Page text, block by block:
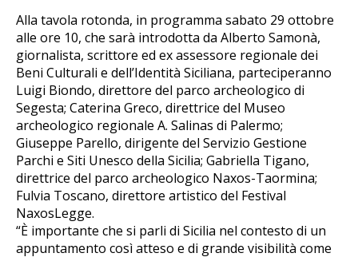
Alla tavola rotonda, in programma sabato 29 ottobre
alle ore 10, che sarà introdotta da Alberto Samonà,
giornalista, scrittore ed ex assessore regionale dei
Beni Culturali e dell’Identità Siciliana, parteciperanno
Luigi Biondo, direttore del parco archeologico di
Segesta; Caterina Greco, direttrice del Museo
archeologico regionale A. Salinas di Palermo;
Giuseppe Parello, dirigente del Servizio Gestione
Parchi e Siti Unesco della Sicilia; Gabriella Tigano,
direttrice del parco archeologico Naxos-Taormina;
Fulvia Toscano, direttore artistico del Festival
NaxosLegge.
“È importante che si parli di Sicilia nel contesto di un
appuntamento così atteso e di grande visibilità come